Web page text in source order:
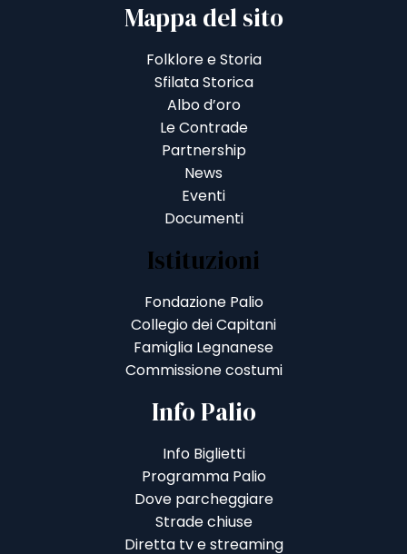
Mappa del sito
Folklore e Storia
Sfilata Storica
Albo d’oro
Le Contrade
Partnership
News
Eventi
Documenti
Istituzioni
Fondazione Palio
Collegio dei Capitani
Famiglia Legnanese
Commissione costumi
Info Palio
Info Biglietti
Programma Palio
Dove parcheggiare
Strade chiuse
Diretta tv e streaming